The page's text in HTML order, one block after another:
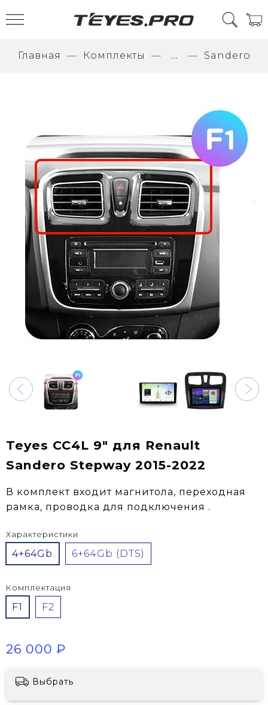
Главная Комплекты ... Sandero
Teyes CC4L 9" для Renault
Sandero Stepway 2015-2022
В комплект входит магнитола, переходная
рамка, проводка для подключения .
Характеристики
4+64Gb 6+64Gb (DTS)
Комплектация
F1 F2
26 000 ₽
Выбрать